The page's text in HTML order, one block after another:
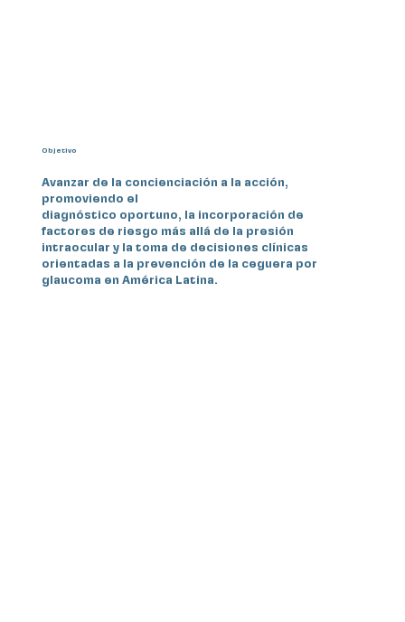
Objetivo
Avanzar de la concienciación a la acción,
promoviendo el
diagnóstico oportuno, la incorporación de
factores de riesgo más allá de la presión
intraocular y la toma de decisiones clínicas
orientadas a la prevención de la ceguera por
glaucoma en América Latina.